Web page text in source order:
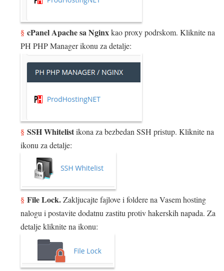
cPanel Apache sa Nginxkao proxy podrskom. Kliknite na
PH PHP Manager ikonu za detalje:
SSH Whitelistikona za bezbedan SSH pristup. Kliknite na
ikonu za detalje:
File Lock.Zakljucajte fajlove i foldere na Vasem hosting
nalogu i postavite dodatnu zastitu protiv hakerskih napada. Za
detalje kliknite na ikonu: